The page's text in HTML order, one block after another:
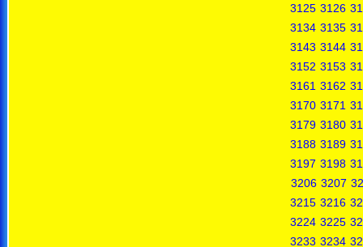
3125 3126
3134 3135
3143 3144
3152 3153
3161 3162
3170 3171
3179 3180
3188 3189
3197 3198
3206 3207
3215 3216
3224 3225
3233 3234